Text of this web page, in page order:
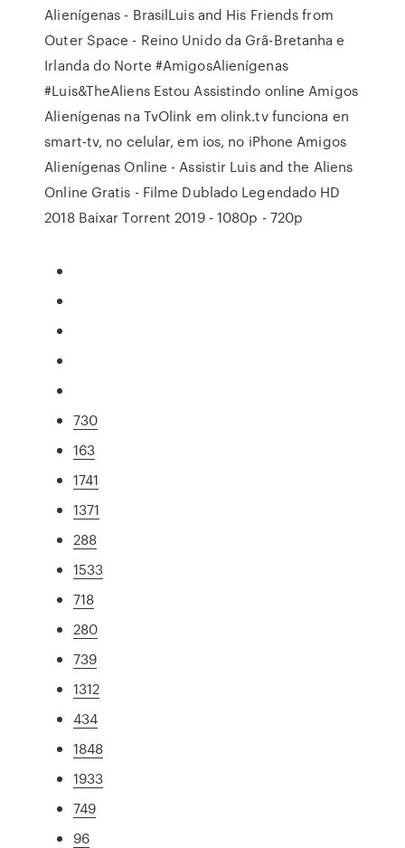
Alienígenas - BrasilLuis and His Friends from
Outer Space - Reino Unido da Grã-Bretanha e
Irlanda do Norte #AmigosAlienígenas
#Luis&TheAliens Estou Assistindo online Amigos
Alienígenas na TvOlink em olink.tv funciona en
smart-tv, no celular, em ios, no iPhone Amigos
Alienígenas Online - Assistir Luis and the Aliens
Online Gratis - Filme Dublado Legendado HD
2018 Baixar Torrent 2019 - 1080p - 720p
730
163
1741
1371
288
1533
718
280
739
1312
434
1848
1933
749
96